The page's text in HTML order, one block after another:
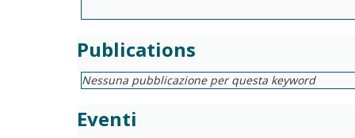
Publications
Nessuna pubblicazione per questa keyword
Eventi